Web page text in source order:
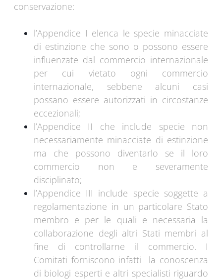
conservazione:
l’Appendice I elenca le specie minacciate
di estinzione che sono o possono essere
influenzate dal commercio internazionale
per cui vietato ogni commercio
internazionale, sebbene alcuni casi
possano essere autorizzati in circostanze
eccezionali;
l’Appendice II che include specie non
necessariamente minacciate di estinzione
ma che possono diventarlo se il loro
commercio non e severamente
disciplinato;
l’Appendice III include specie soggette a
regolamentazione in un particolare Stato
membro e per le quali e necessaria la
collaborazione degli altri Stati membri al
fine di controllarne il commercio. I
Comitati forniscono infatti la conoscenza
di biologi esperti e altri specialisti riguardo